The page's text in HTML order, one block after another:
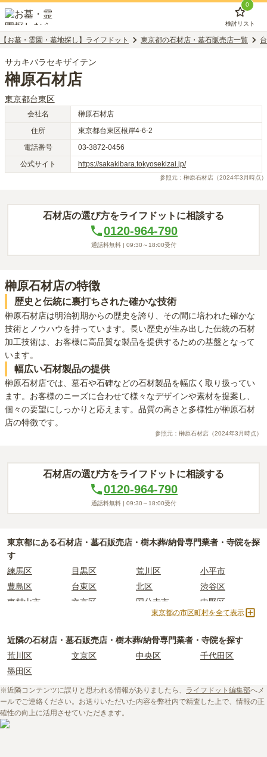
0
検討リスト
【お墓・霊園・墓地探し】ライフドット 東京都の石材店・墓石販売店一覧
サカキバラセキザイテン
榊原石材店
東京都台東区
会社名
榊原石材店
住所
東京都台東区根岸4-6-2
電話番号
03-3872-0456
公式サイト
https://sakakibara.tokyosekizai.jp/
参照元： 榊原石材店 （2024年3月時点）
石材店の選び方をライフドットに相談する
0120-964-790
通話料無料 | 09:30～18:00受付
榊原石材店の特徴
歴史と伝統に裏打ちされた確かな技術
榊原石材店は明治初期からの歴史を誇り、その間に培われた確かな
技術とノウハウを持っています。長い歴史が生み出した伝統の石材
加工技術は、お客様に高品質な製品を提供するための基盤となって
います。
幅広い石材製品の提供
榊原石材店では、墓石や石碑などの石材製品を幅広く取り扱ってい
ます。お客様のニーズに合わせて様々なデザインや素材を提案し、
個々の要望にしっかりと応えます。品質の高さと多様性が榊原石材
店の特徴です。
参照元： 榊原石材店 （2024年3月時点）
石材店の選び方をライフドットに相談する
0120-964-790
通話料無料 | 09:30～18:00受付
東京都にある石材店・墓石販売店・樹木葬/納骨専門業者・寺院を探
す
練馬区
目黒区 荒川区
小平市
豊島区
台東区 北区
渋谷区
東村山市
文京区 国分寺市
中野区
東大和市
西東京市
日野市
八王子市 大田区
中央区
多摩市
千代田区
東久留米市
東京都の市区町村を全て表示
近隣の石材店・墓石販売店・樹木葬/納骨専門業者・寺院を探す
荒川区
文京区 中央区
千代田区
墨田区
※近隣コンテンツに誤りと思われる情報がありましたら、 ライフドット編集部へメ
ールでご連絡ください。お送りいただいた内容を弊社内で精査した上で、情報の正
確性の向上に活用させていただきます。